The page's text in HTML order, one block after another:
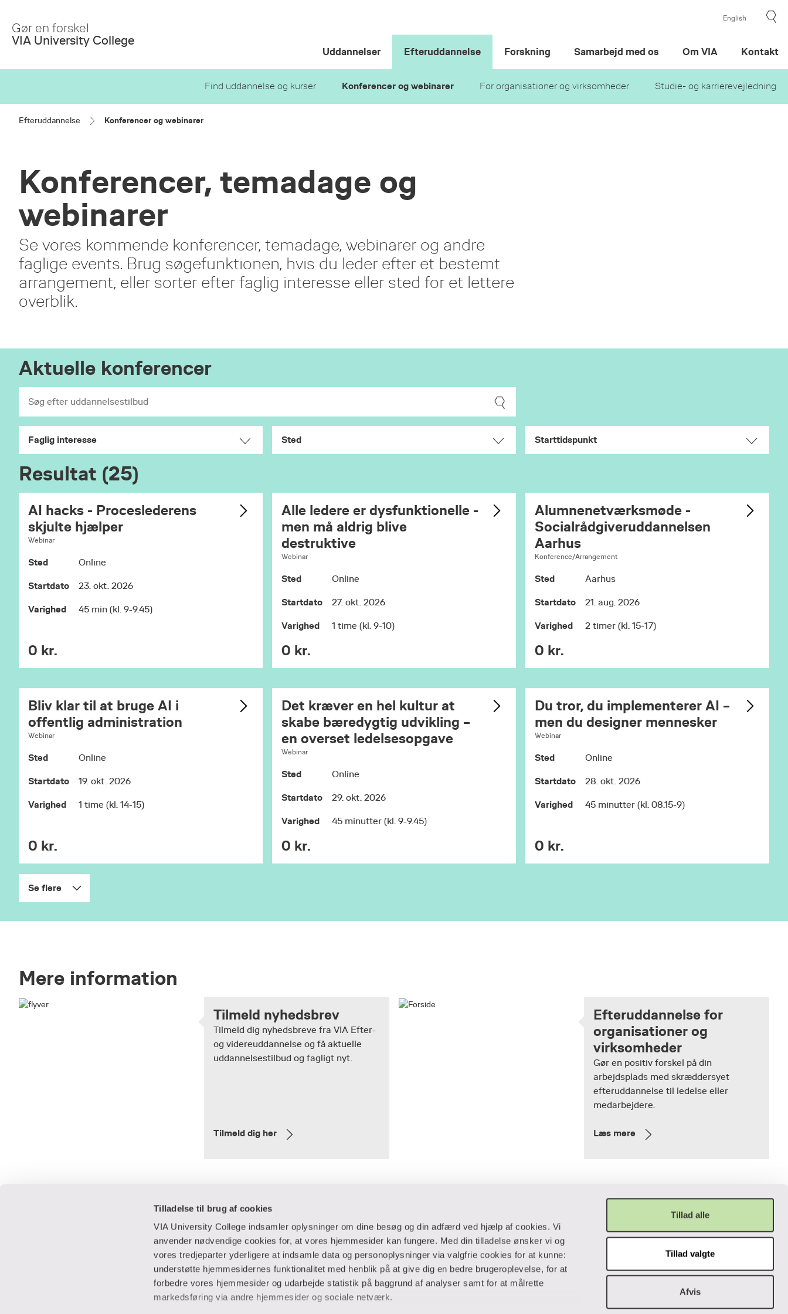
Tilladelse til brug af cookies
VIA University College indsamler oplysninger om dine besøg og din adfærd ved hjælp af cookies. Vi
anvender nødvendige cookies for, at vores hjemmesider kan fungere. Med din tilladelse ønsker vi og
vores tredjeparter yderligere at indsamle data og personoplysninger via valgfrie cookies for at kunne:
understøtte hjemmesidernes funktionalitet med henblik på at give dig en bedre brugeroplevelse, for at
forbedre vores hjemmesider og udarbejde statistik på baggrund af analyser samt for at målrette
markedsføring via andre hjemmesider og sociale netværk.
Tillad alle
Tillad valgte
Afvis
Main
Content
Gør en forskel
VIA University College
English
Uddannelser Efteruddannelse
Find uddannelse og kurser Konferencer og webinarer For organisationer og virksomheder Studie- og karrierevejledning
Forskning Samarbejd med os Om VIA Kontakt
Efteruddannelse Konferencer og webinarer
Konferencer, temadage og
webinarer
Se vores kommende konferencer, temadage, webinarer og andre
faglige events. Brug søgefunktionen, hvis du leder efter et bestemt
arrangement, eller sorter efter faglig interesse eller sted for et lettere
overblik.
Aktuelle konferencer
Faglig interesse Sted Starttidspunkt
Resultat (25)
AI hacks - Proceslederens
skjulte hjælper
Webinar
Sted Online
Startdato 23. okt. 2026
Varighed 45 min (kl. 9-9.45)
0 kr.
Alle ledere er dysfunktionelle -
men må aldrig blive
destruktive
Webinar
Sted Online
Startdato 27. okt. 2026
Varighed 1 time (kl. 9-10)
0 kr.
Alumnenetværksmøde -
Socialrådgiveruddannelsen
Aarhus
Konference/Arrangement
Sted Aarhus
Startdato 21. aug. 2026
Varighed 2 timer (kl. 15-17)
0 kr.
Bliv klar til at bruge AI i
offentlig administration
Webinar
Sted Online
Startdato 19. okt. 2026
Varighed 1 time (kl. 14-15)
0 kr.
Det kræver en hel kultur at
skabe bæredygtig udvikling –
en overset ledelsesopgave
Webinar
Sted Online
Startdato 29. okt. 2026
Varighed 45 minutter (kl. 9-9.45)
0 kr.
Du tror, du implementerer AI –
men du designer mennesker
Webinar
Sted Online
Startdato 28. okt. 2026
Varighed 45 minutter (kl. 08.15-9)
0 kr.
Se flere
Mere information
Tilmeld nyhedsbrev
Tilmeld dig nyhedsbreve fra VIA Efter-
og videreuddannelse og få aktuelle
uddannelsestilbud og fagligt nyt.
Tilmeld dig her
Efteruddannelse for
organisationer og
virksomheder
Gør en positiv forskel på din
arbejdsplads med skræddersyet
efteruddannelse til ledelse eller
medarbejdere.
Læs mere
Samarbejde og virksomheder
IT-supportcenter
Ansatte og studerende Privatliv og lovgivning
Data og privatliv